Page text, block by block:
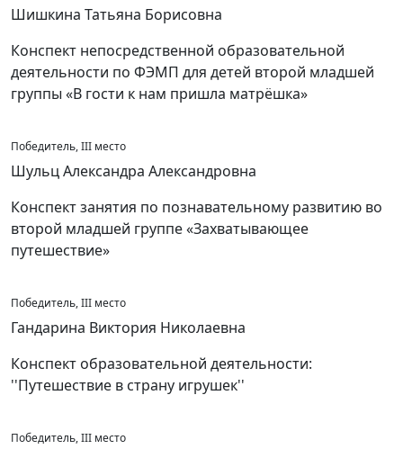
Шишкина Татьяна Борисовна
Конспект непосредственной образовательной
деятельности по ФЭМП для детей второй младшей
группы «В гости к нам пришла матрёшка»
Победитель, III место
Шульц Александра Александровна
Конспект занятия по познавательному развитию во
второй младшей группе «Захватывающее
путешествие»
Победитель, III место
Гандарина Виктория Николаевна
Конспект образовательной деятельности:
''Путешествие в страну игрушек''
Победитель, III место